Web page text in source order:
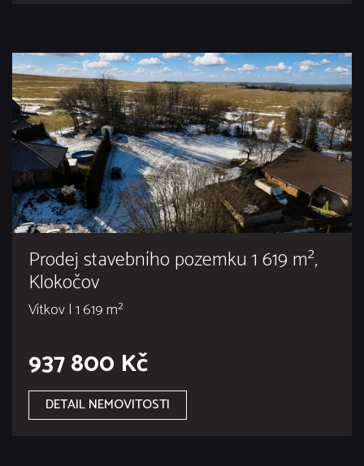
Prodej stavebního pozemku 1 619 m²,
Klokočov
Vítkov | 1 619 m²
937 800 Kč
DETAIL NEMOVITOSTI